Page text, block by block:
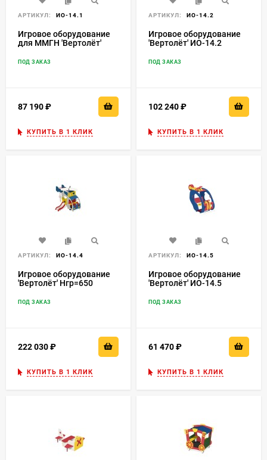
АРТИКУЛ: ИО-14.1
Игровое оборудование
для ММГН 'Вертолёт'
ПОД ЗАКАЗ
87 190
КУПИТЬ В 1 КЛИК
АРТИКУЛ: ИО-14.2
Игровое оборудование
'Вертолёт' ИО-14.2
ПОД ЗАКАЗ
102 240
КУПИТЬ В 1 КЛИК
АРТИКУЛ: ИО-14.4
Игровое оборудование
'Вертолёт' Нгр=650
ПОД ЗАКАЗ
222 030
КУПИТЬ В 1 КЛИК
АРТИКУЛ: ИО-14.5
Игровое оборудование
'Вертолёт' ИО-14.5
ПОД ЗАКАЗ
61 470
КУПИТЬ В 1 КЛИК